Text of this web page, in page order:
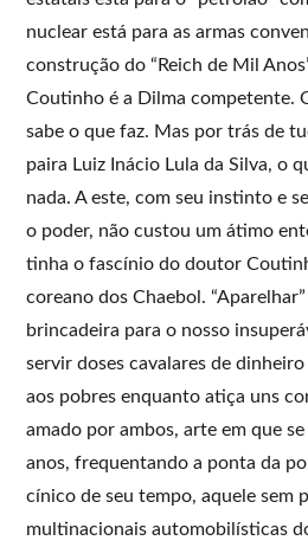
nuclear está para as armas
construção do “Reich de Mil
Coutinho é a Dilma competente.
sabe o que faz. Mas por trás de
paira Luiz Inácio Lula da Silva, o
nada. A este, com seu instinto e
o poder, não custou um átimo
tinha o fascínio do doutor
coreano dos Chaebol.
brincadeira para o nosso
servir doses cavalares de
aos pobres enquanto atiça uns
amado por ambos, arte em que
anos, frequentando a ponta da
cínico de seu tempo, aquele sem
multinacionais automobilísticas